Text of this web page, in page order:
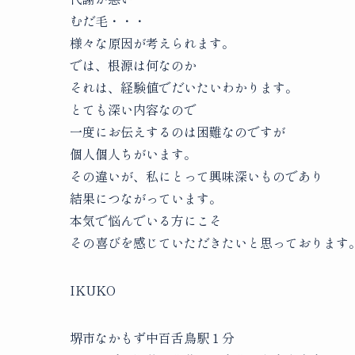
むだ毛・・・
様々な原因が考えられます。
では、根源は何なのか
それは、経験値でだいたいわかります。
とても深い内容なので
一度にお伝えするのは困難なのですが
個人個人ちがいます。
その違いが、私にとって興味深いものであり
結果につながっています。
本気で悩んでいる方にこそ
その喜びを感じていただきたいと思っております
IKUKO
堺市なかもず中百舌鳥駅１分